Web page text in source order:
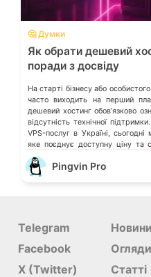
🤔 Думки
Як обрати дешевий
поради з досвіду
На старті бізнесу або
часто виходить на перший
дешевий хостинг обовʼязково
відсутність технічної
VPS-послуг в Україні,
яке поєднує доступну ціну
знати, на […]
Pingvin Pro
Telegram
Facebook
X (Twitter)
Новини
Огляди
Статті